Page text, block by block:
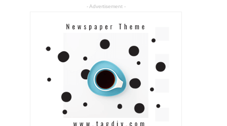
- Advertisement -